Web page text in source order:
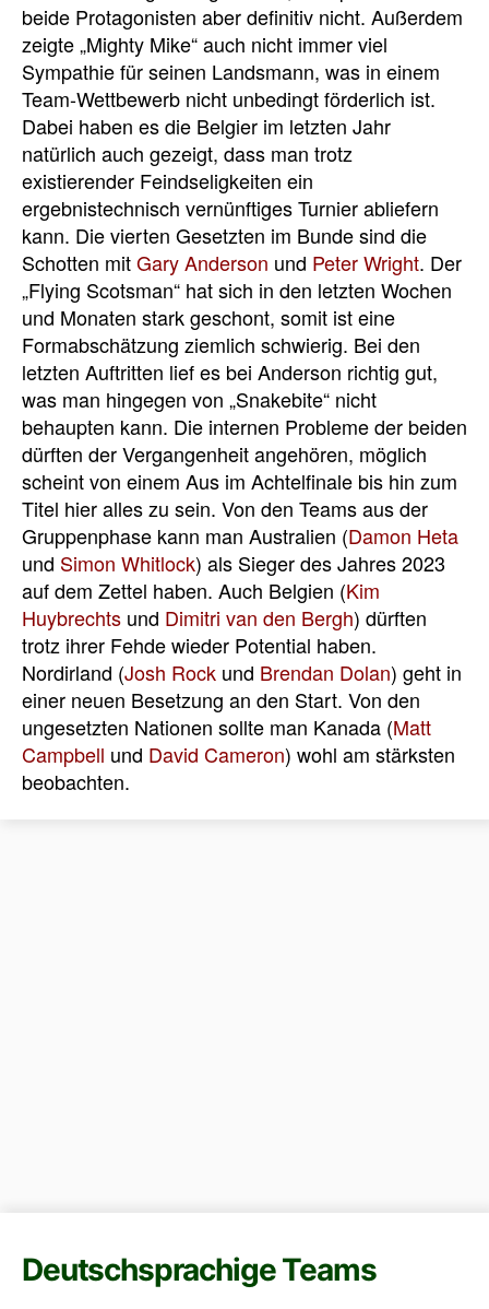
beide Protagonisten aber definitiv nicht. Außerdem
zeigte „Mighty Mike“ auch nicht immer viel
Sympathie für seinen Landsmann, was in einem
Team-Wettbewerb nicht unbedingt förderlich ist.
Dabei haben es die Belgier im letzten Jahr
natürlich auch gezeigt, dass man trotz
existierender Feindseligkeiten ein
ergebnistechnisch vernünftiges Turnier abliefern
kann. Die vierten Gesetzten im Bunde sind die
Schotten mitGary Anderson und Peter Wright. Der
„Flying Scotsman“ hat sich in den letzten Wochen
und Monaten stark geschont, somit ist eine
Formabschätzung ziemlich schwierig. Bei den
letzten Auftritten lief es bei Anderson richtig gut,
was man hingegen von „Snakebite“ nicht
behaupten kann. Die internen Probleme der beiden
dürften der Vergangenheit angehören, möglich
scheint von einem Aus im Achtelfinale bis hin zum
Titel hier alles zu sein. Von den Teams aus der
Gruppenphase kann man Australien (Damon Heta
und Simon Whitlock) als Sieger des Jahres 2023
auf dem Zettel haben. Auch Belgien (Kim
Huybrechts und Dimitri van den Bergh) dürften
trotz ihrer Fehde wieder Potential haben.
Nordirland (Josh Rock und Brendan Dolan) geht in
einer neuen Besetzung an den Start. Von den
ungesetzten Nationen sollte man Kanada (Matt
Campbell und David Cameron) wohl am stärksten
beobachten.
Deutschsprachige Teams